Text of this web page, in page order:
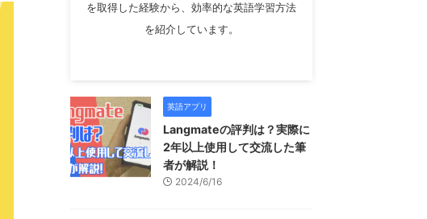
を取得した経験から、効率的な英語学習方法
を紹介しています。
英語アプリ
Langmateの評判は？実際に
2年以上使用して交流した筆
者が解説！
2024/6/16